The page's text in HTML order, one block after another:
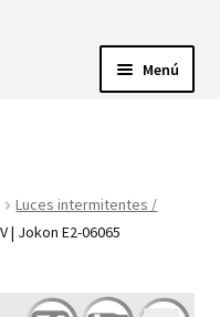
Menú
Luces intermitentes /
| Jokon E2-06065